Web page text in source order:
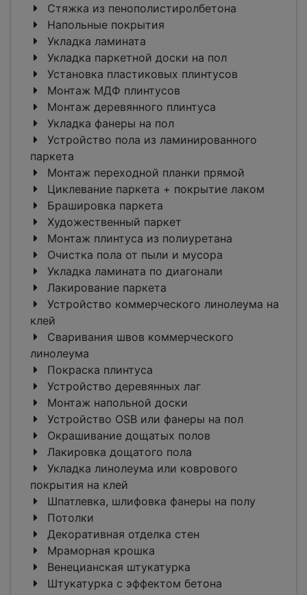
Стяжка из пенополистиролбетона
Напольные покрытия
Укладка ламината
Укладка паркетной доски на пол
Установка пластиковых плинтусов
Монтаж МДФ плинтусов
Монтаж деревянного плинтуса
Укладка фанеры на пол
Устройство пола из ламинированного
паркета
Монтаж переходной планки прямой
Циклевание паркета + покрытие лаком
Брашировка паркета
Художественный паркет
Монтаж плинтуса из полиуретана
Очистка пола от пыли и мусора
Укладка ламината по диагонали
Лакирование паркета
Устройство коммерческого линолеума на
клей
Сваривания швов коммерческого
линолеума
Покраска плинтуса
Устройство деревянных лаг
Монтаж напольной доски
Устройство OSB или фанеры на пол
Окрашивание дощатых полов
Лакировка дощатого пола
Укладка линолеума или коврового
покрытия на клей
Шпатлевка, шлифовка фанеры на полу
Потолки
Декоративная отделка стен
Мраморная крошка
Венецианская штукатурка
Штукатурка с эффектом бетона